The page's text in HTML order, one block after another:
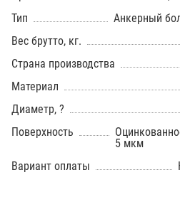
Тип
Анкерный
Вес брутто, кг.
Страна производства
Материал
Диаметр, ?
Поверхность
5 мкм
Вариант оплаты